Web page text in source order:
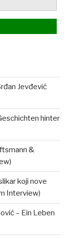
Jevđević
hinter
&
koji nove
Interview)
– Ein Leben